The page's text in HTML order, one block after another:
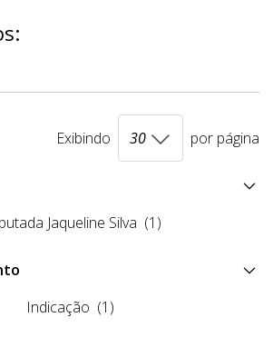
Exibindo por página
Jaqueline Silva (1)
Indicação (1)